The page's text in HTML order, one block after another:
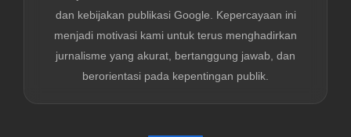
dan kebijakan publikasi Google. Kepercayaan ini
menjadi motivasi kami untuk terus menghadirkan
jurnalisme yang akurat, bertanggung jawab, dan
berorientasi pada kepentingan publik.